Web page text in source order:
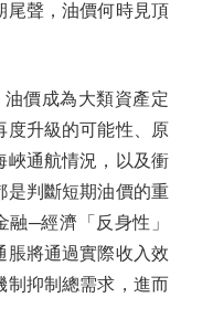
尾聲，油價何時見頂
價成為大類資產定
度升級的可能性、原
峽通航情況，以及衝
是判斷短期油價的重
─經濟「反身性」
脹將通過實際收入效
制抑制總需求，進而